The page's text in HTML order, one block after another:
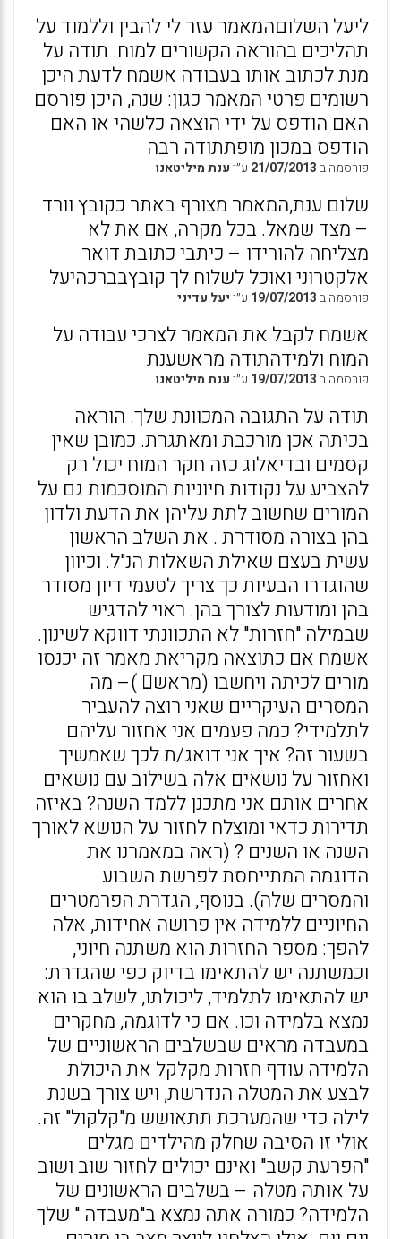
ליעל השלוםהמאמר עזר לי להבין וללמוד על
תהליכים בהוראה הקשורים למוח. תודה על
מנת לכתוב אותו בעבודה אשמח לדעת היכן
רשומים פרטי המאמר כגון: שנה, היכן פורסם
האם הודפס על ידי הוצאה כלשהי או האם
הודפס במכון מופתתודה רבה
פורסמה ב21/07/2013 ע״יענת מיליטאנו
שלום ענת,המאמר מצורף באתר כקובץ וורד
– מצד שמאל. בכל מקרה, אם את לא
מצליחה להורידו – כיתבי כתובת דואר
אלקטרוני ואוכל לשלוח לך קובץבברכהיעל
פורסמה ב19/07/2013 ע״ייעל עדיני
אשמח לקבל את המאמר לצרכי עבודה על
המוח ולמידהתודה מראשענת
פורסמה ב19/07/2013 ע״יענת מיליטאנו
תודה על התגובה המכוונת שלך. הוראה
בכיתה אכן מורכבת ומאתגרת. כמובן שאין
קסמים ובדיאלוג כזה חקר המוח יכול רק
להצביע על נקודות חיוניות המוסכמות גם על
המורים שחשוב לתת עליהן את הדעת ולדון
בהן בצורה מסודרת . את השלב הראשון
עשית בעצם שאילת השאלות הנ"ל. וכיוון
שהוגדרו הבעיות כך צריך לטעמי דיון מסודר
בהן ומודעות לצורך בהן. ראוי להדגיש
שבמילה "חזרות" לא התכוונתי דווקא לשינון.
אשמח אם כתוצאה מקריאת מאמר זה יכנסו
מורים לכיתה ויחשבו (מראש )– מה
המסרים העיקריים שאני רוצה להעביר
לתלמידי? כמה פעמים אני אחזור עליהם
בשעור זה? איך אני דואג/ת לכך שאמשיך
ואחזור על נושאים אלה בשילוב עם נושאים
אחרים אותם אני מתכנן ללמד השנה? באיזה
תדירות כדאי ומוצלח לחזור על הנושא לאורך
השנה או השנים ? (ראה במאמרנו את
הדוגמה המתייחסת לפרשת השבוע
והמסרים שלה). בנוסף, הגדרת הפרמטרים
החיוניים ללמידה אין פרושה אחידות, אלה
להפך: מספר החזרות הוא משתנה חיוני,
וכמשתנה יש להתאימו בדיוק כפי שהגדרת:
יש להתאימו לתלמיד, ליכולתו, לשלב בו הוא
נמצא בלמידה וכו. אם כי לדוגמה, מחקרים
במעבדה מראים שבשלבים הראשוניים של
הלמידה עודף חזרות מקלקל את היכולת
לבצע את המטלה הנדרשת, ויש צורך בשנת
לילה כדי שהמערכת תתאושש מ"קלקול" זה.
אולי זו הסיבה שחלק מהילדים מגלים
"הפרעת קשב" ואינם יכולים לחזור שוב ושוב
על אותה מטלה – בשלבים הראשונים של
הלמידה? כמורה אתה נמצא ב"מעבדה " שלך